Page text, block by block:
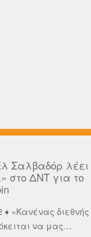
Σαλβαδόρ λέει
στο ΔΝΤ για το
♦ «Κανένας διεθνής
να μας…